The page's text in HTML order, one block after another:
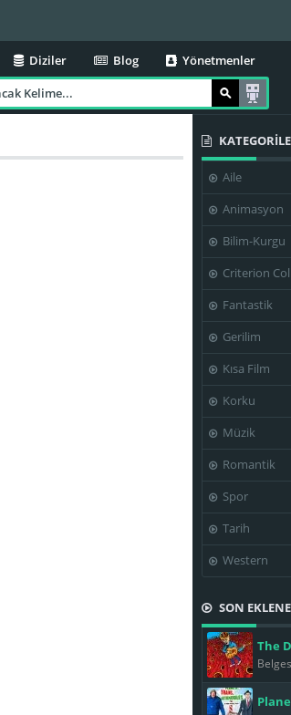
Diziler Blog Yönetmenler
Aile
Animasyon
Bilim-Kurgu
Criterion
Fantastik
Gerilim
Kısa Film
Korku
Müzik
Romantik
Spor
Tarih
Western
SON
The